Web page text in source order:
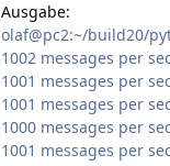
Ausgabe:
olaf@pc2:~/build20/
1002 messages per
1001 messages per
1001 messages per
1000 messages per
1001 messages per